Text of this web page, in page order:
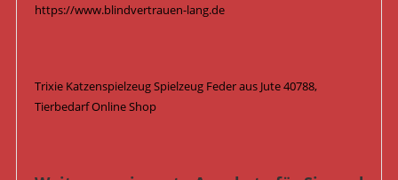
https://www.blindvertrauen-lang.de
Trixie Katzenspielzeug Spielzeug Feder aus Jute 40788,
Tierbedarf Online Shop